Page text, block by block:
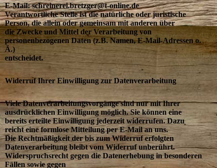
E-Mail: schreinerei.bretzger@t-online.de
Verantwortliche Stelle ist die natürliche oder juristische
Person, die allein oder gemeinsam mit anderen über
die Zwecke und Mittel der Verarbeitung von
personenbezogenen Daten (z.B. Namen, E-Mail-Adressen o.
Ä.)
entscheidet.
Widerruf Ihrer Einwilligung zur Datenverarbeitung
Viele Datenverarbeitungsvorgänge sind nur mit Ihrer
ausdrücklichen Einwilligung möglich. Sie können eine
bereits erteilte Einwilligung jederzeit widerrufen. Dazu
reicht eine formlose Mitteilung per E-Mail an uns.
Die Rechtmäßigkeit der bis zum Widerruf erfolgten
Datenverarbeitung bleibt vom Widerruf unberührt.
Widerspruchsrecht gegen die Datenerhebung in besonderen
Fällen sowie gegen